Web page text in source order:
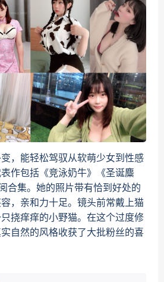
能轻松驾驭从软萌少女到性感
作包括《竞泳奶牛》《圣诞麋
合集。她的照片带有恰到好处的
，亲和力十足。镜头前常戴上猫
挠痒痒的小野猫。在这个过度修
自然的风格收获了大批粉丝的喜